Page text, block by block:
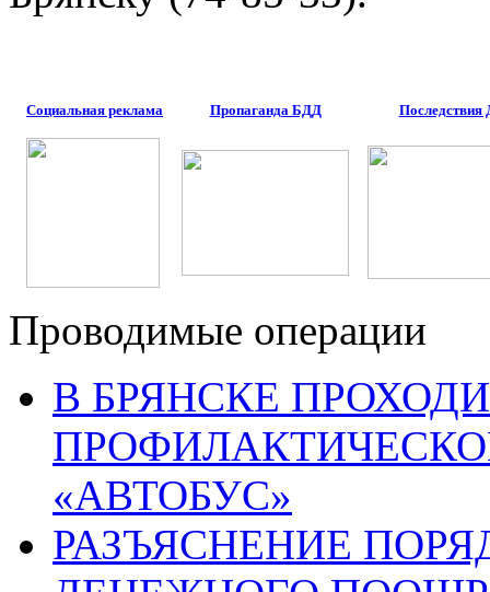
Социальная реклама Пропаганда БДД
Проводимые операции
В БРЯНСКЕ
«АВТОБУС»
РАЗЪЯСНЕНИЕ